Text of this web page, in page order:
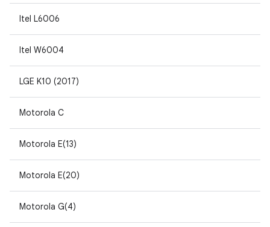
Itel L6006
Itel W6004
LGE K10 (2017)
Motorola C
Motorola E(13)
Motorola E(20)
Motorola G(4)